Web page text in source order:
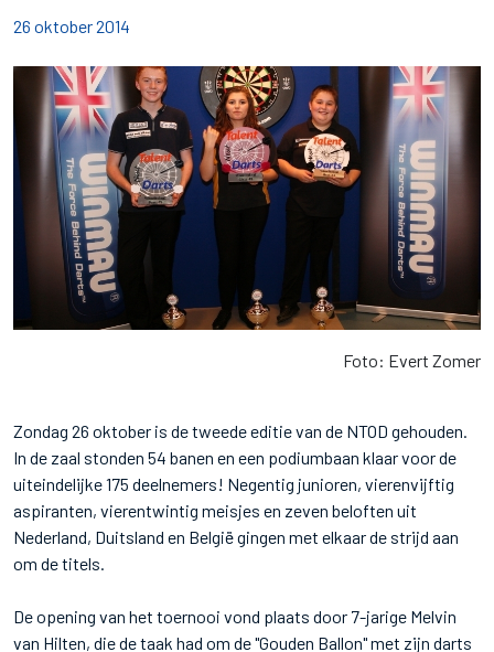
26 oktober 2014
Foto: Evert Zomer
Zondag 26 oktober is de tweede editie van de NTOD gehouden.
In de zaal stonden 54 banen en een podiumbaan klaar voor de
uiteindelijke 175 deelnemers! Negentig junioren, vierenvijftig
aspiranten, vierentwintig meisjes en zeven beloften uit
Nederland, Duitsland en België gingen met elkaar de strijd aan
om de titels.
De opening van het toernooi vond plaats door 7-jarige Melvin
van Hilten, die de taak had om de "Gouden Ballon" met zijn darts